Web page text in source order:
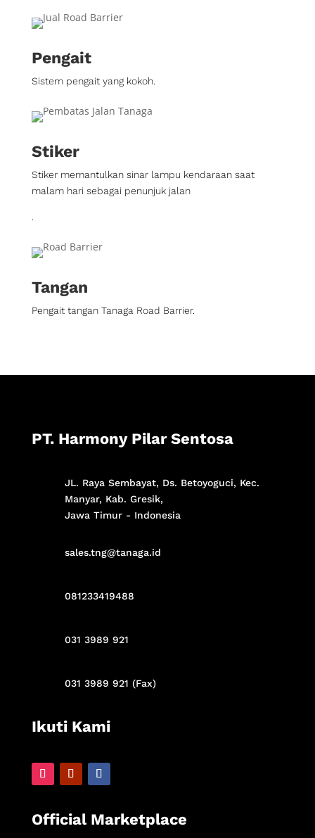
Pengait
Sistem pengait yang kokoh.
Stiker
Stiker memantulkan sinar lampu kendaraan saat
malam hari sebagai penunjuk jalan
Tangan
Pengait tangan Tanaga Road Barrier.
PT. Harmony Pilar Sentosa
JL. Raya Sembayat, Ds. Betoyoguci, Kec.
Manyar, Kab. Gresik,
Jawa Timur - Indonesia
sales.tng@tanaga.id
081233419488
031 3989 921
031 3989 921 (Fax)
Ikuti Kami
Official Marketplace